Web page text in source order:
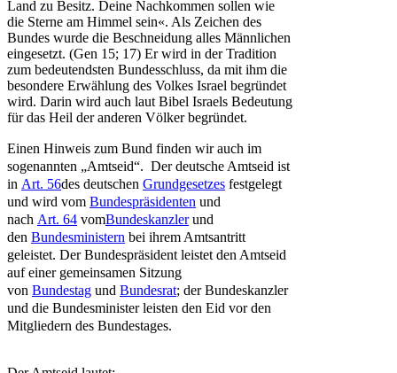
Land zu Besitz. Deine Nachkommen sollen wie
die Sterne am Himmel sein«. Als Zeichen des
Bundes wurde die Beschneidung alles Männlichen
eingesetzt. (Gen 15; 17) Er wird in der Tradition
zum bedeutendsten Bundesschluss, da mit ihm die
besondere Erwählung des Volkes Israel begründet
wird. Darin wird auch laut Bibel Israels Bedeutung
für das Heil der anderen Völker begründet.
Einen Hinweis zum Bund finden wir auch im
sogenannten „Amtseid“. Der deutsche Amtseid ist
in Art. 56des deutschen Grundgesetzes festgelegt
und wird vom Bundespräsidenten und
nach Art. 64 vomBundeskanzlerund
den Bundesministern bei ihrem Amtsantritt
geleistet. Der Bundespräsident leistet den Amtseid
auf einer gemeinsamen Sitzung
von Bundestag und Bundesrat; der Bundeskanzler
und die Bundesminister leisten den Eid vor den
Mitgliedern des Bundestages.